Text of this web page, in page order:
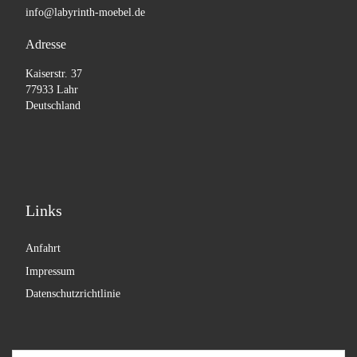
info@labyrinth-moebel.de
Adresse
Kaiserstr. 37
77933 Lahr
Deutschland
Links
Anfahrt
Impressum
Datenschutzrichtlinie